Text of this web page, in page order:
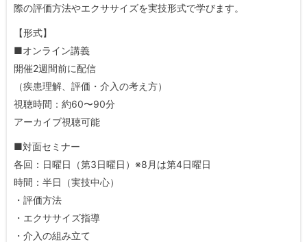
際の評価方法やエクササイズを実技形式で学びます。
【形式】
■オンライン講義
開催2週間前に配信
（疾患理解、評価・介入の考え方）
視聴時間：約60〜90分
アーカイブ視聴可能
■対面セミナー
各回：日曜日（第3日曜日）※8月は第4日曜日
時間：半日（実技中心）
・評価方法
・エクササイズ指導
・介入の組み立て